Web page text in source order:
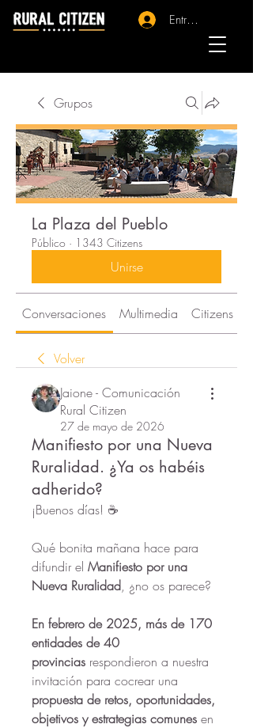
Entrar - Registro
Grupos
La Plaza del Pueblo
Público · 1343 Citizens
Unirse
Conversaciones Multimedia Citizens
Volver
Jaione - Comunicación
Rural Citizen
27 de mayo de 2026
Manifiesto por una Nueva
Ruralidad. ¿Ya os habéis
adherido?
¡Buenos días! ☕
Qué bonita mañana hace para
difundir el Manifiesto por una
Nueva Ruralidad, ¿no os parece?
En febrero de 2025, más de 170
entidades de 40
provincias respondieron a nuestra
propuesta de retos, oportunidades,
objetivos y estrategias comunes en